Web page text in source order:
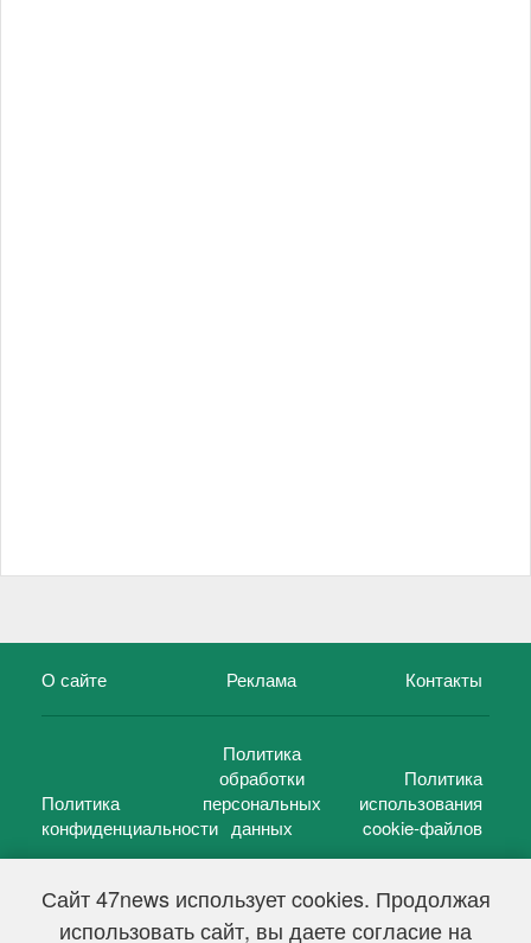
Сайт 47news использует cookies. Продолжая
использовать сайт, вы даете согласие на
О сайте Реклама Контакты
Политика
конфиденциальности
Политика
обработки
персональных
данных
Политика
использования
cookie-файлов